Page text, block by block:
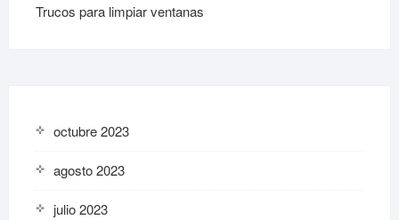
Trucos para limpiar ventanas
octubre 2023
agosto 2023
julio 2023